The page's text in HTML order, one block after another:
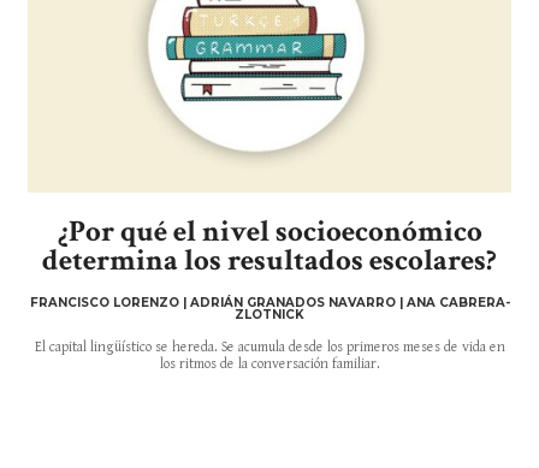
¿Por qué el nivel socioeconómico
determina los resultados escolares?
FRANCISCO LORENZO | ADRIÁN GRANADOS NAVARRO | ANA CABRERA-
ZLOTNICK
El capital lingüístico se hereda. Se acumula desde los primeros meses de vida en
los ritmos de la conversación familiar.